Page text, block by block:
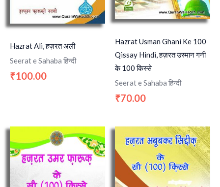
Hazrat Ali, हज़रत अली
Seerat e Sahaba हिन्दी
₹100.00
Hazrat Usman Ghani Ke 100
Qissay Hindi, हज़रत उस्मान गनी
के 100 किस्से
Seerat e Sahaba हिन्दी
₹70.00